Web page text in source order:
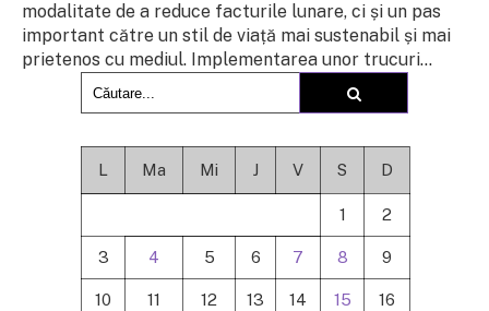
modalitate de a reduce facturile lunare, ci și un pas
important către un stil de viață mai sustenabil și mai
prietenos cu mediul. Implementarea unor trucuri...
L Ma Mi J V S D
1 2
3 4 5 6 7 8 9
10 11 12 13 14 15 16